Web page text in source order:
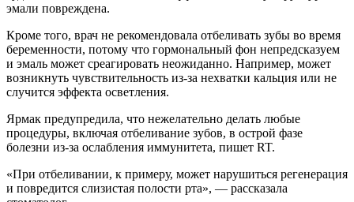
эмали повреждена.
Кроме того, врач не рекомендовала отбеливать зубы во время
беременности, потому что гормональный фон непредсказуем
и эмаль может среагировать неожиданно. Например, может
возникнуть чувствительность из-за нехватки кальция или не
случится эффекта осветления.
Ярмак предупредила, что нежелательно делать любые
процедуры, включая отбеливание зубов, в острой фазе
болезни из-за ослабления иммунитета, пишет RT.
«При отбеливании, к примеру, может нарушиться регенерация
и повредится слизистая полости рта», — рассказала